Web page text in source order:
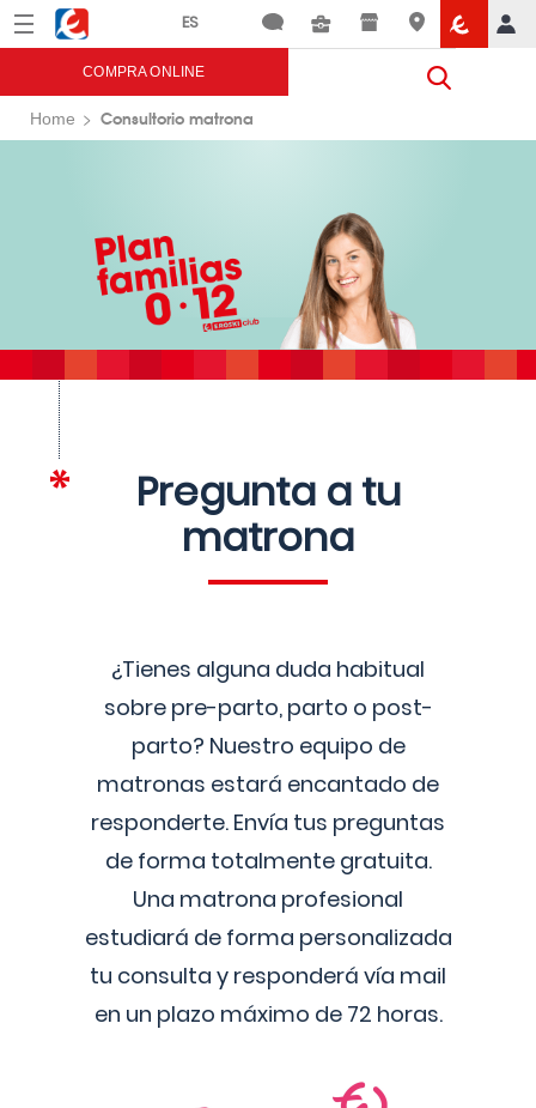
Menú Eroski
COMPRA ONLINE
Home Consultorio matrona
Pregunta a tu
matrona
¿Tienes alguna duda habitual
sobre pre-parto, parto o post-
parto? Nuestro equipo de
matronas estará encantado de
responderte. Envía tus preguntas
de forma totalmente gratuita.
Una matrona profesional
estudiará de forma personalizada
tu consulta y responderá vía mail
en un plazo máximo de 72 horas.